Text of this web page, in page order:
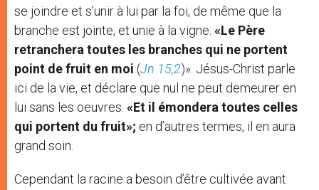
se joindre et s’unir à lui par la foi, de même que la
branche est jointe, et unie à la vigne: «Le Père
retranchera toutes les branches qui ne portent
point de fruit en moi (Jn 15,2)». Jésus-Christ parle
ici de la vie, et déclare que nul ne peut demeurer en
lui sans les oeuvres. «Et il émondera toutes celles
qui portent du fruit»; en d’autres termes, il en aura
grand soin.
Cependant la racine a besoin d’être cultivée avant